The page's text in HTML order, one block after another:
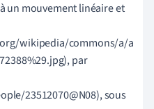
un mouvement linéaire et
wikipedia/commons/a/a
par
23512070@N08), sous